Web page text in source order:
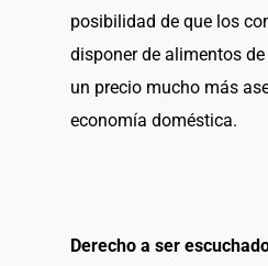
posibilidad de que los
disponer de alimentos
un precio mucho más
economía doméstica.
Derecho a ser